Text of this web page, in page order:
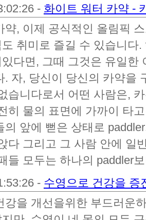
- 화이트 워터 카약 -
약, 이제 공식적인 올림픽
취미로 즐길 수 있습니다
다면, 그때 그것은 유일한
. 자, 당신이 당신의 카약을
습니다로서 어떤 사람은,
히 물의 표면에 가까이 타
의 앞에 뻗은 상태로
다 그리고 그 사람 안에 일
들 모두는 하나의 paddler
- 수영으로 건강을 증
강을 개선을위한 부드러운